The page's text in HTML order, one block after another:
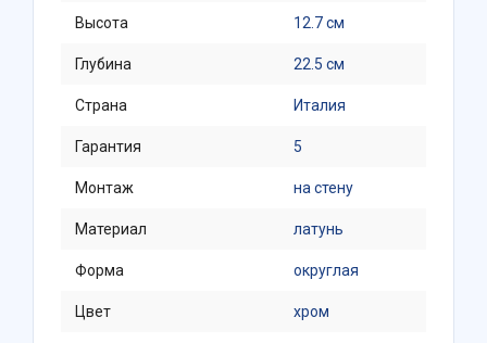
Высота 12.7 см
Глубина 22.5 см
Страна Италия
Гарантия 5
Монтаж на стену
Материал латунь
Форма округлая
Цвет хром